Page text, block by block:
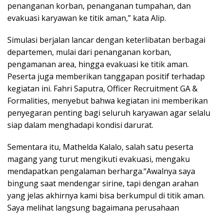
penanganan korban, penanganan tumpahan, dan
evakuasi karyawan ke titik aman,” kata Alip.
Simulasi berjalan lancar dengan keterlibatan berbagai
departemen, mulai dari penanganan korban,
pengamanan area, hingga evakuasi ke titik aman.
Peserta juga memberikan tanggapan positif terhadap
kegiatan ini. Fahri Saputra, Officer Recruitment GA &
Formalities, menyebut bahwa kegiatan ini memberikan
penyegaran penting bagi seluruh karyawan agar selalu
siap dalam menghadapi kondisi darurat.
Sementara itu, Mathelda Kalalo, salah satu peserta
magang yang turut mengikuti evakuasi, mengaku
mendapatkan pengalaman berharga.“Awalnya saya
bingung saat mendengar sirine, tapi dengan arahan
yang jelas akhirnya kami bisa berkumpul di titik aman.
Saya melihat langsung bagaimana perusahaan